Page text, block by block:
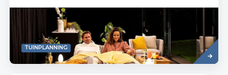
TUINPLANNING
Read
more